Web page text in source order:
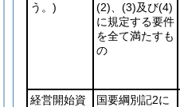
う。)
(2)
(3)及び(4)
に規定する要件
を全て満たすも
の
経営開始資
国要綱別記2に